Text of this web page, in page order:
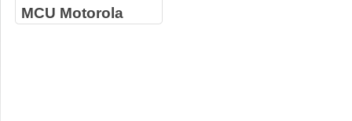
MCU Motorola